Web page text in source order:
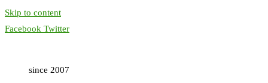
Skip to content
Facebook Twitter
since 2007